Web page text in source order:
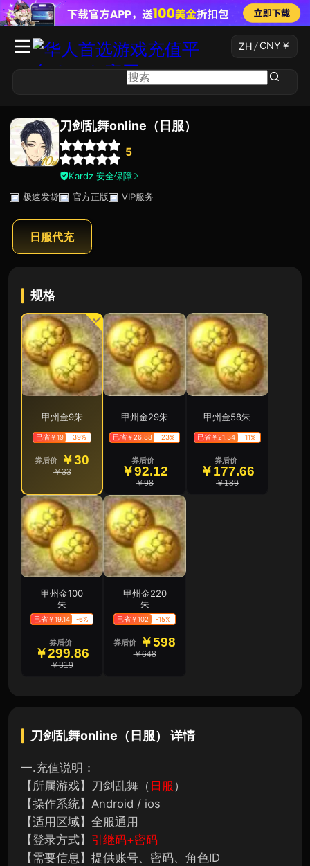
ZH/ CNY ￥
刀剑乱舞online（日服）
5
Kardz 安全保障
极速发货
官方正版 VIP服务
日服代充
规格
甲州金9朱
已省￥19 -39%
券后价 ￥30
￥33
甲州金29朱
已省￥26.88 -23%
券后价
￥92.12
￥98
甲州金58朱
已省￥21.34 -11%
券后价
￥177.66
￥189
甲州金100
朱
已省￥19.14 -6%
券后价
￥299.86
￥319
甲州金220
朱
已省￥102 -15%
券后价 ￥598
￥648
刀剑乱舞online（日服） 详情
一.充值说明：
【所属游戏】刀剑乱舞（ 日服 ）
【操作系统】Android / ios
【适用区域】全服通用
【登录方式】 引继码+密码
【需要信息】提供账号、密码、角色ID